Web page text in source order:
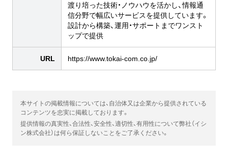
渡り培った技術・ノウハウを活かし、情報通
信分野で幅広いサービスを提供しています。
設計から構築、運用・サポートまでワンスト
ップで提供
URL https://www.tokai-com.co.jp/
本サイトの掲載情報については、自治体又は企業から提供されている
コンテンツを忠実に掲載しております。
提供情報の真実性、合法性、安全性、適切性、有用性について弊社（イシ
ン株式会社）は何ら保証しないことをご了承ください。